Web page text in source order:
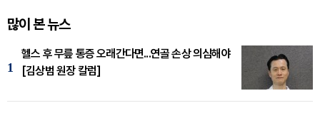
많이 본 뉴스
1
헬스 후 무릎 통증 오래간다면...연골 손상 의심해야
[김상범 원장 칼럼]